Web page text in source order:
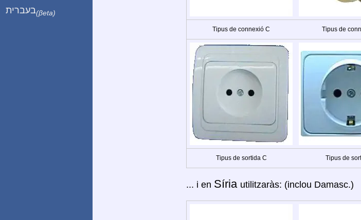
Tipus de connexió C Tipus de
Tipus de sortida C Tipus de
... i en Síria utilitzaràs: (inclou Damasc.)
בעברית(βeta)